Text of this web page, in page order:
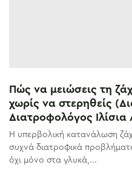
Πώς να μειώσεις τη
χωρίς να στερηθείς
Διατροφολόγος
Η υπερβολική κατανάλωση
συχνά διατροφικά
όχι μόνο στα γλυκά,...